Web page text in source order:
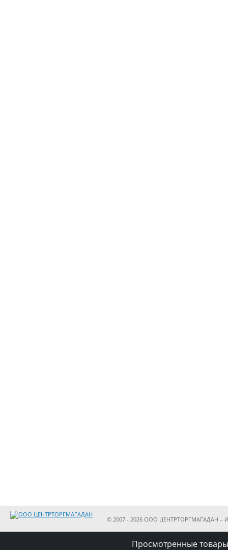
© 2007 - 2026 ООО ЦЕНТРТОРГМАГАДАН –
Просмотренные